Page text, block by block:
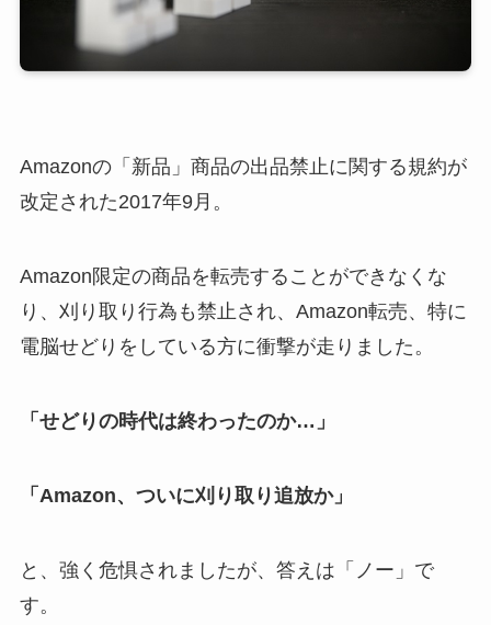
Amazonの「新品」商品の出品禁止に関する規約が
改定された2017年9月。
Amazon限定の商品を転売することができなくな
り、刈り取り行為も禁止され、Amazon転売、特に
電脳せどりをしている方に衝撃が走りました。
「せどりの時代は終わったのか…」
「Amazon、ついに刈り取り追放か」
と、強く危惧されましたが、答えは「ノー」で
す。